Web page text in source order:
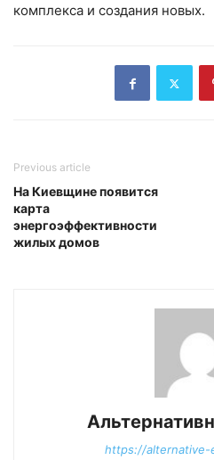
комплекса и создания новых.
Previous article
На Киевщине появится
карта
энергоэффективности
жилых домов
https://alternative-